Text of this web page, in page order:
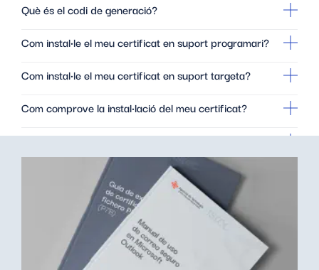
Què és el codi de generació?
Com instal·le el meu certificat en suport programari?
Com instal·le el meu certificat en suport targeta?
Com comprove la instal·lació del meu certificat?
On trobe un Punt de Registre (PRU)?
Com t’identifiques en el PRU?
No puc anar al PRU. Què faig?
El meu certificat caducarà. Com el renove?